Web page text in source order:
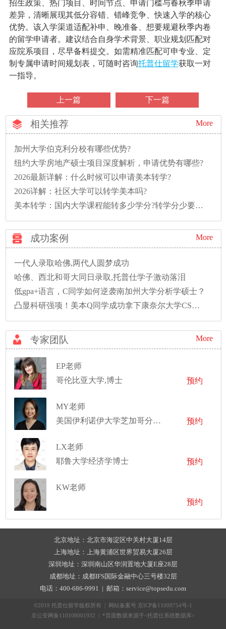
招生政策、热门项目、时间节点、申请门槛与春秋季申请
差异，清晰展现其低分容错、错峰竞争、快速入学的核心
优势。该入学渠道适配补申、晚准备、想要规避秋季内卷
的留学申请者。建议结合自身学术背景、职业规划匹配对
应院系项目，尽早备料提交。如需精准匹配可申专业、定
制专属申请时间规划表，可随时咨询托普仕留学获取一对
一指导。
上一篇 下一篇
相关推荐 More
加州大学伯克利分校有哪些优势?
纽约大学房地产硕士项目深度解析，申请优势有哪些?
2026最新详解：什么时候可以申请美本转学?
2026详解：社区大学可以转学美本吗?
美本转学：国内大学课程能转多少学分?转学分少要多读一年怎么办?
成功案例 More
一代人录取哈佛,两代人圆梦成功
哈佛、西北和哥大同日录取,托普仕学子激动落泪
低gpa+语言，C同学如何逆袭南加州大学分析学硕士？
凸显科研强项！美本Q同学成功拿下康奈尔大学CS硕士录取！
专家团队 More
EP老师
哥伦比亚大学,博士
预约
MY老师
美国伊利诺伊大学芝加哥分校公共卫生博士
预约
LX老师
耶鲁大学经济学博士
预约
KW老师
预约
北京地址：北京市海淀区中关村大厦14层
上海地址：上海黄浦区世界贸易大厦26层
深圳地址：深圳南山区华润置地大厦E座28层
成都地址：成都IFS国际金融中心三号楼32层
电话：400-686-9991 | 邮箱：service@topsedu.com
©2019 托普仕留学版权所有 | 网站备案号 京ICP备11009754号-1
京公安网备110108001932 | *页面数据来源于<托普仕系统数据库>